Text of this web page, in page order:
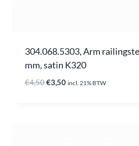
304.068.5303, Arm
mm, satin K320
€4,50Oorspronkelijke
€3,50Huidige
incl. 21% BTW